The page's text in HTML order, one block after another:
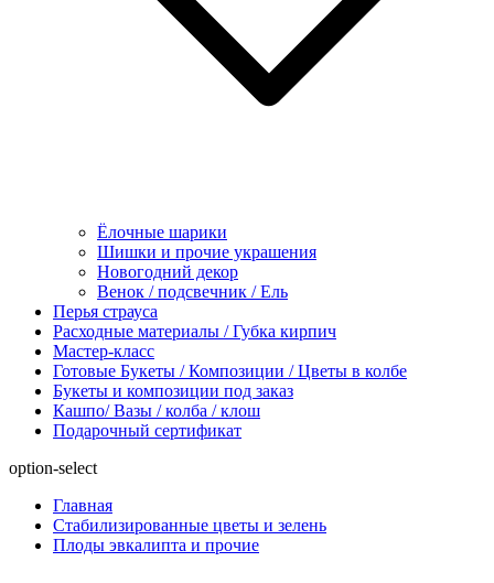
Ёлочные шарики
Шишки и прочие украшения
Новогодний декор
Венок / подсвечник / Ель
Перья страуса
Расходные материалы / Губка кирпич
Мастер-класс
Готовые Букеты / Композиции / Цветы в колбе
Букеты и композиции под заказ
Кашпо/ Вазы / колба / клош
Подарочный сертификат
option-select
Главная
Стабилизированные цветы и зелень
Плоды эвкалипта и прочие